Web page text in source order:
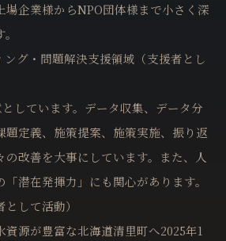
場企業様からNPO団体様まで小さく深
グ・問題解決支援領域（支援者とし
しています。データ収集、データ分
題定義、施策提案、施策実施、振り返
の改善を大事にしています。また、人
潜在発揮力」にも関心があります。
して活動）
源が豊富な北海道清里町へ2025年1